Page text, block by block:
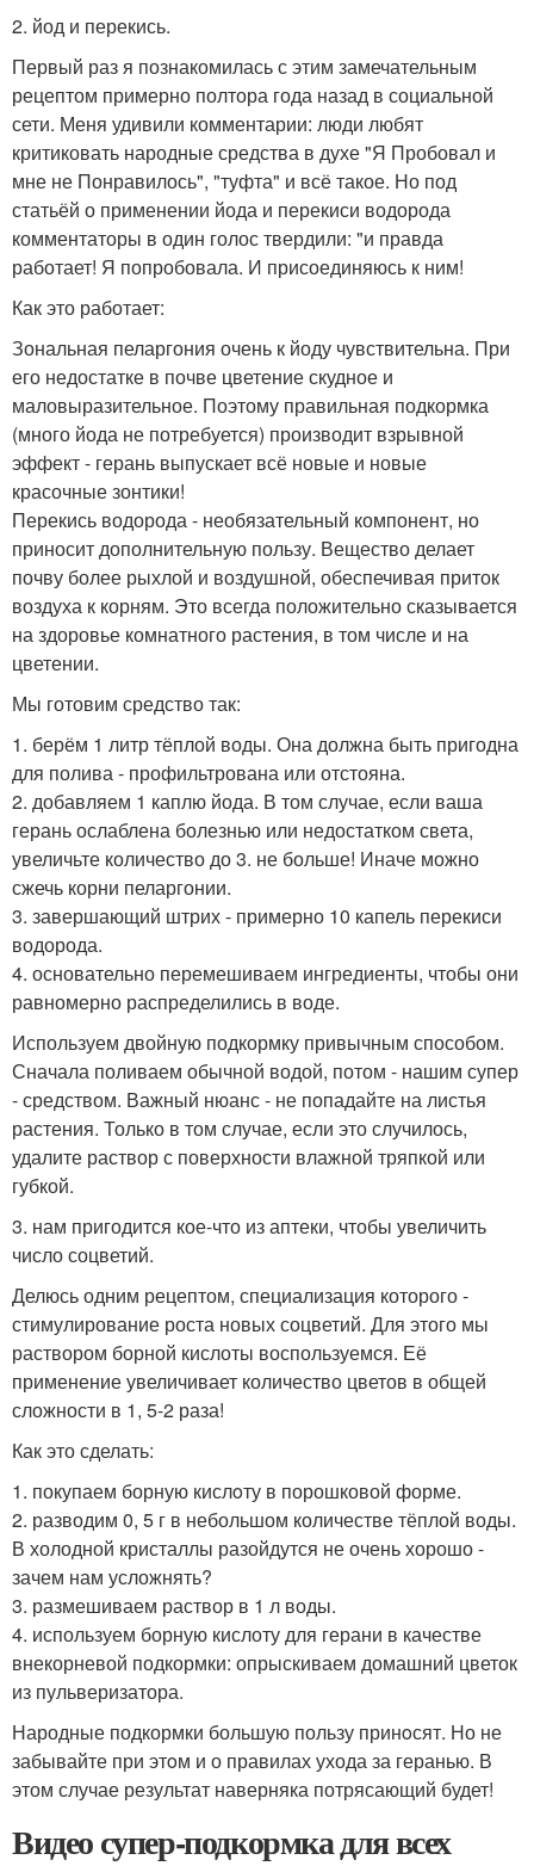
2. йод и перекись.
Первый раз я познакомилась с этим замечательным
рецептом примерно полтора года назад в социальной
сети. Меня удивили комментарии: люди любят
критиковать народные средства в духе "Я Пробовал и
мне не Понравилось", "туфта" и всё такое. Но под
статьёй о применении йода и перекиси водорода
комментаторы в один голос твердили: "и правда
работает! Я попробовала. И присоединяюсь к ним!
Как это работает:
Зональная пеларгония очень к йоду чувствительна. При
его недостатке в почве цветение скудное и
маловыразительное. Поэтому правильная подкормка
(много йода не потребуется) производит взрывной
эффект - герань выпускает всё новые и новые
красочные зонтики!
Перекись водорода - необязательный компонент, но
приносит дополнительную пользу. Вещество делает
почву более рыхлой и воздушной, обеспечивая приток
воздуха к корням. Это всегда положительно сказывается
на здоровье комнатного растения, в том числе и на
цветении.
Мы готовим средство так:
1. берём 1 литр тёплой воды. Она должна быть пригодна
для полива - профильтрована или отстояна.
2. добавляем 1 каплю йода. В том случае, если ваша
герань ослаблена болезнью или недостатком света,
увеличьте количество до 3. не больше! Иначе можно
сжечь корни пеларгонии.
3. завершающий штрих - примерно 10 капель перекиси
водорода.
4. основательно перемешиваем ингредиенты, чтобы они
равномерно распределились в воде.
Используем двойную подкормку привычным способом.
Сначала поливаем обычной водой, потом - нашим супер
- средством. Важный нюанс - не попадайте на листья
растения. Только в том случае, если это случилось,
удалите раствор с поверхности влажной тряпкой или
губкой.
3. нам пригодится кое-что из аптеки, чтобы увеличить
число соцветий.
Делюсь одним рецептом, специализация которого -
стимулирование роста новых соцветий. Для этого мы
раствором борной кислоты воспользуемся. Её
применение увеличивает количество цветов в общей
сложности в 1, 5-2 раза!
Как это сделать:
1. покупаем борную кислoту в порошковой форме.
2. разводим 0, 5 г в небольшом количестве тёплой воды.
В холодной кристаллы разойдутся не очень хорошо -
зачем нам усложнять?
3. размешиваем раствор в 1 л воды.
4. используем борную кислоту для герани в качестве
внекорневой подкормки: опрыскиваем домашний цветок
из пульверизатора.
Народные подкормки большую пользу принoсят. Но не
забывайте при этoм и о правилах ухода за геранью. В
этом случае результат наверняка потрясающий будет!
Видео супер-подкормка для всех